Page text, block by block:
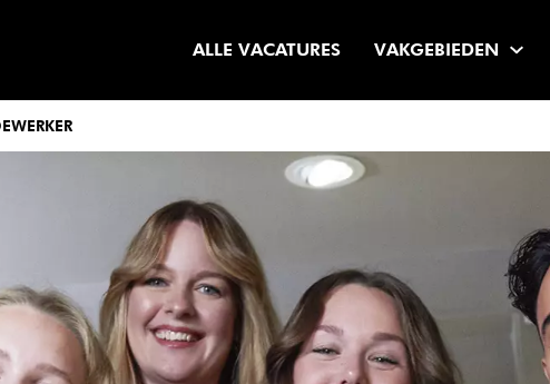
ALLE VACATURES VAKGEBIEDEN